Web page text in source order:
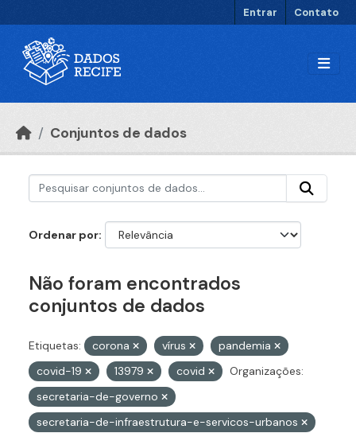
Entrar Contato
Conjuntos de dados
Ordenar por
Não foram encontrados
conjuntos de dados
Etiquetas: corona vírus
pandemia
covid-19
13979 covid
Organizações:
secretaria-de-governo
secretaria-de-infraestrutura-e-servicos-urbanos